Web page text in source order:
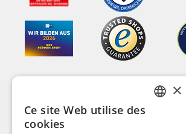
×
Ce site Web utilise des
cookies